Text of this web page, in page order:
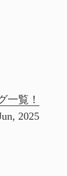
一覧！
2025